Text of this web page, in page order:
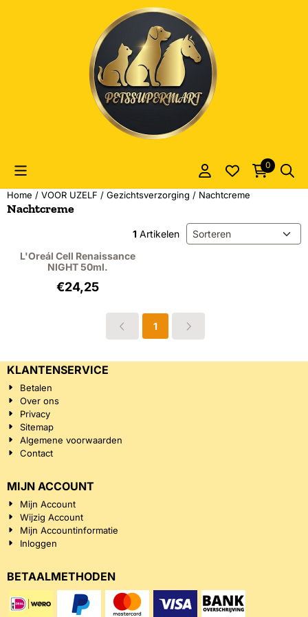
Cookievoorkeuren zijn momenteel gesloten.
0
Home / VOOR UZELF / Gezichtsverzorging / Nachtcreme
Nachtcreme
1 Artikelen Sorteermethode
L'Oreál Cell Renaissance
NIGHT 50ml.
Prijs: 24,25, exclusief btw: 20,04
€24,25
1
KLANTENSERVICE
Betalen
Over ons
Privacy
Sitemap
Algemene voorwaarden
Contact
MIJN ACCOUNT
Mijn Account
Wijzig Account
Mijn Accountinformatie
Inloggen
BETAALMETHODEN